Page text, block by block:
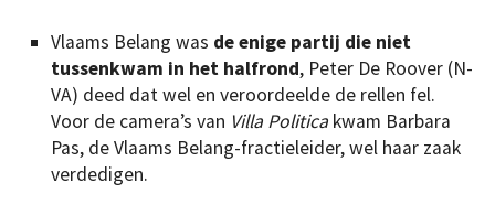
Vlaams Belang was de enige partij die niet
tussenkwam in het halfrond, Peter De Roover (N-
VA) deed dat wel en veroordeelde de rellen fel.
Voor de camera’s van Villa Politica kwam Barbara
Pas, de Vlaams Belang-fractieleider, wel haar zaak
verdedigen.